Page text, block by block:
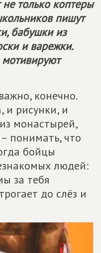
только коптеры
пишут
бабушки из
и варежки.
конечно.
и рисунки, и
монастырей,
понимать, что
бойцы
людей:
за тебя
до слёз и